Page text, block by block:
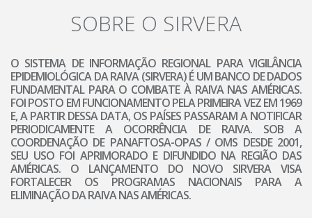
SOBRE O SIRVERA
O SISTEMA DE INFORMAÇÃO REGIONAL PARA VIGILÂNCIA
EPIDEMIOLÓGICA DA RAIVA (SIRVERA) É UM BANCO DE DADOS
FUNDAMENTAL PARA O COMBATE À RAIVA NAS AMÉRICAS.
FOI POSTO EM FUNCIONAMENTO PELA PRIMEIRA VEZ EM 1969
E, A PARTIR DESSA DATA, OS PAÍSES PASSARAM A NOTIFICAR
PERIODICAMENTE A OCORRÊNCIA DE RAIVA. SOB A
COORDENAÇÃO DE PANAFTOSA-OPAS / OMS DESDE 2001,
SEU USO FOI APRIMORADO E DIFUNDIDO NA REGIÃO DAS
AMÉRICAS. O LANÇAMENTO DO NOVO SIRVERA VISA
FORTALECER OS PROGRAMAS NACIONAIS PARA A
ELIMINAÇÃO DA RAIVA NAS AMÉRICAS.